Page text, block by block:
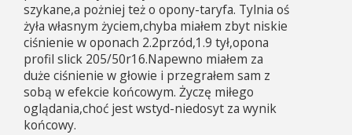
szykane,a pożniej też o opony-taryfa. Tylnia oś
żyła własnym życiem,chyba miałem zbyt niskie
ciśnienie w oponach 2.2przód,1.9 tył,opona
profil slick 205/50r16.Napewno miałem za
duże ciśnienie w głowie i przegrałem sam z
sobą w efekcie końcowym. Życzę miłego
oglądania,choć jest wstyd-niedosyt za wynik
końcowy.